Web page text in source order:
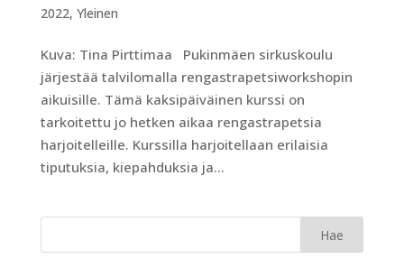
2022, Yleinen
Kuva: Tina Pirttimaa Pukinmäen sirkuskoulu
järjestää talvilomalla rengastrapetsiworkshopin
aikuisille. Tämä kaksipäiväinen kurssi on
tarkoitettu jo hetken aikaa rengastrapetsia
harjoitelleille. Kurssilla harjoitellaan erilaisia
tiputuksia, kiepahduksia ja...